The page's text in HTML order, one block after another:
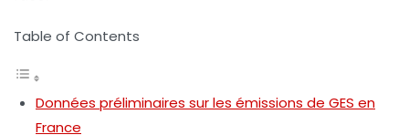
Table of Contents
Données préliminaires sur les émissions de GES en
France